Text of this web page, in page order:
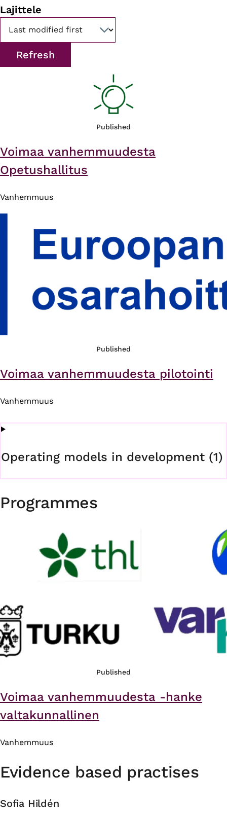
Lajittele
Published
Voimaa vanhemmuudesta
Opetushallitus
Vanhemmuus
Published
Voimaa vanhemmuudesta pilotointi
Vanhemmuus
Operating models in development (1)
Programmes
Published
Voimaa vanhemmuudesta -hanke
valtakunnallinen
Vanhemmuus
Evidence based practises
Sofia Hildén